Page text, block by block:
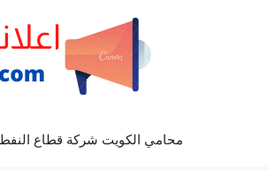
محامي الكويت شركة قطاع